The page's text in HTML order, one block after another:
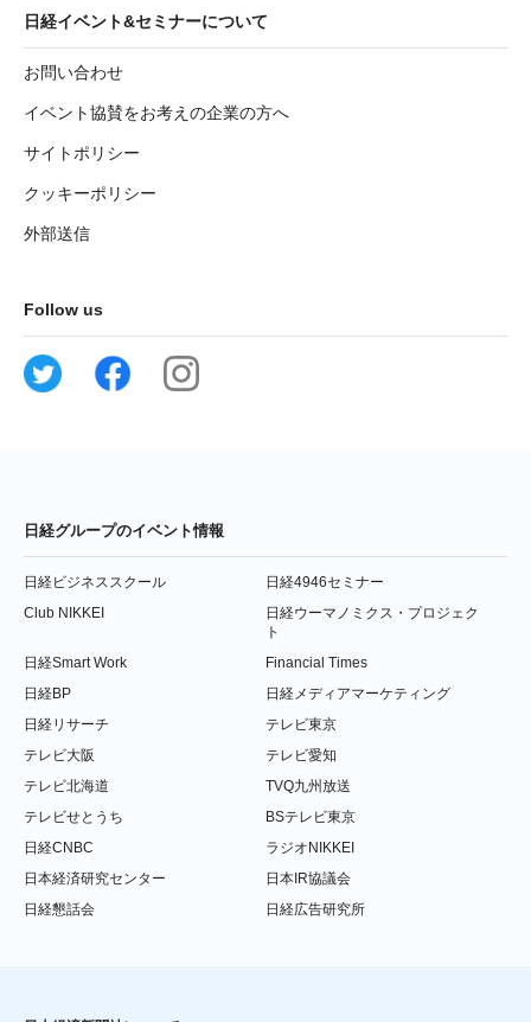
日経イベント&セミナーについて
お問い合わせ
イベント協賛をお考えの企業の方へ
サイトポリシー
クッキーポリシー
外部送信
Follow us
日経グループのイベント情報
日経ビジネススクール
日経4946セミナー
Club NIKKEI
日経ウーマノミクス・プロジェク
ト
日経Smart Work
Financial Times
日経BP
日経メディアマーケティング
日経リサーチ
テレビ東京
テレビ大阪
テレビ愛知
テレビ北海道
TVQ九州放送
テレビせとうち
BSテレビ東京
日経CNBC
ラジオNIKKEI
日本経済研究センター
日本IR協議会
日経懇話会
日経広告研究所